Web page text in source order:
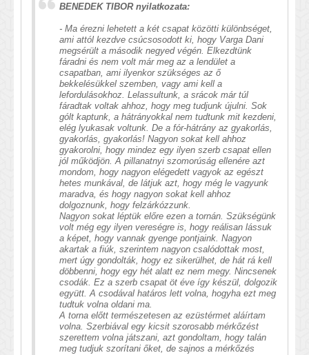
BENEDEK TIBOR nyilatkozata:
- Ma érezni lehetett a két csapat közötti különbséget,
ami attól kezdve csúcsosodott ki, hogy Varga Dani
megsérült a második negyed végén. Elkezdtünk
fáradni és nem volt már meg az a lendület a
csapatban, ami ilyenkor szükséges az ő
bekkelésükkel szemben, vagy ami kell a
lefordulásokhoz. Lelassultunk, a srácok már túl
fáradtak voltak ahhoz, hogy meg tudjunk újulni. Sok
gólt kaptunk, a hátrányokkal nem tudtunk mit kezdeni,
elég lyukasak voltunk. De a fór-hátrány az gyakorlás,
gyakorlás, gyakorlás! Nagyon sokat kell ahhoz
gyakorolni, hogy mindez egy ilyen szerb csapat ellen
jól működjön. A pillanatnyi szomorúság ellenére azt
mondom, hogy nagyon elégedett vagyok az egészt
hetes munkával, de látjuk azt, hogy még le vagyunk
maradva, és hogy nagyon sokat kell ahhoz
dolgoznunk, hogy felzárkózzunk.
Nagyon sokat léptük előre ezen a tornán. Szükségünk
volt még egy ilyen vereségre is, hogy reálisan lássuk
a képet, hogy vannak gyenge pontjaink. Nagyon
akartak a fiúk, szerintem nagyon csalódottak most,
mert úgy gondolták, hogy ez sikerülhet, de hát rá kell
döbbenni, hogy egy hét alatt ez nem megy. Nincsenek
csodák. Ez a szerb csapat öt éve így készül, dolgozik
együtt. A csodával határos lett volna, hogyha ezt meg
tudtuk volna oldani ma.
A torna előtt természetesen az ezüstérmet aláírtam
volna. Szerbiával egy kicsit szorosabb mérkőzést
szerettem volna játszani, azt gondoltam, hogy talán
meg tudjuk szorítani őket, de sajnos a mérkőzés